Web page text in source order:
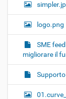
logo.png
SME
migliorare il